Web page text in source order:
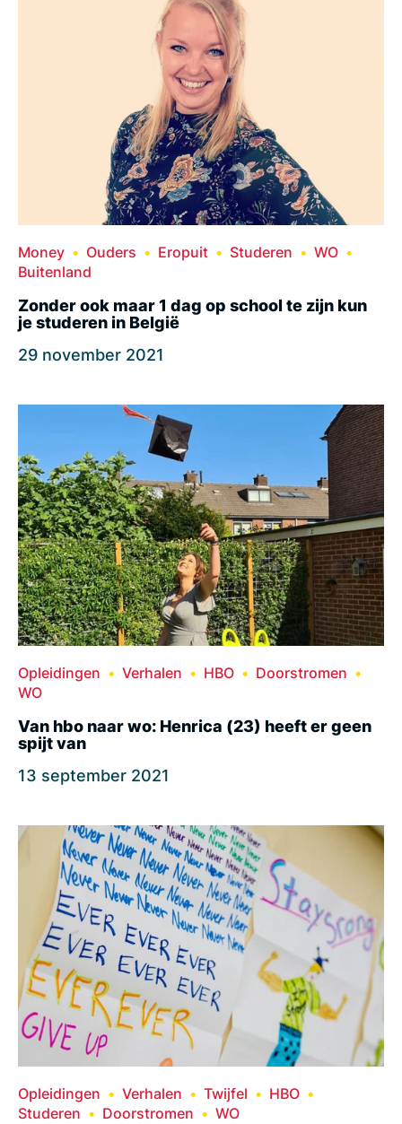
Money Ouders Eropuit Studeren
WO
Buitenland
Zonder ook maar 1 dag op school te zijn kun
je studeren in België
29 november 2021
Opleidingen Verhalen HBO
Doorstromen
WO
Van hbo naar wo: Henrica (23) heeft er geen
spijt van
13 september 2021
Opleidingen Verhalen Twijfel
HBO
Studeren
Doorstromen WO